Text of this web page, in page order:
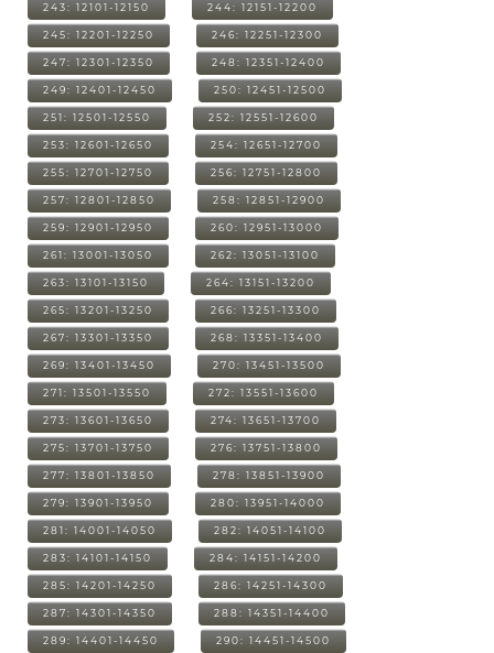
243: 12101-12150 244: 12151-12200
245: 12201-12250 246: 12251-12300
247: 12301-12350 248: 12351-12400
249: 12401-12450 250: 12451-12500
251: 12501-12550 252: 12551-12600
253: 12601-12650 254: 12651-12700
255: 12701-12750 256: 12751-12800
257: 12801-12850 258: 12851-12900
259: 12901-12950 260: 12951-13000
261: 13001-13050 262: 13051-13100
263: 13101-13150 264: 13151-13200
265: 13201-13250 266: 13251-13300
267: 13301-13350 268: 13351-13400
269: 13401-13450 270: 13451-13500
271: 13501-13550 272: 13551-13600
273: 13601-13650 274: 13651-13700
275: 13701-13750 276: 13751-13800
277: 13801-13850 278: 13851-13900
279: 13901-13950 280: 13951-14000
281: 14001-14050 282: 14051-14100
283: 14101-14150 284: 14151-14200
285: 14201-14250 286: 14251-14300
287: 14301-14350 288: 14351-14400
289: 14401-14450 290: 14451-14500